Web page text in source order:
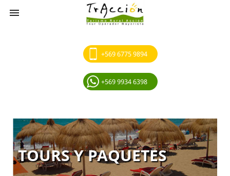

+569 6775 9894
+569 9934 6398
TOURS Y PAQUETES